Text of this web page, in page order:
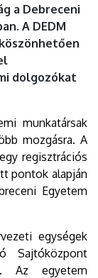
a Debreceni
A DEDM
dolgozókat
munkatársak
mozgásra. A
regisztrációs
pontok alapján
Egyetem
egységek
Az egyetem